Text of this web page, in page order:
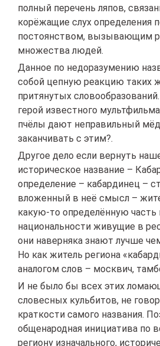
полный перечень ляпов,
корёжащие слух определения
постоянством, вызывающим
множества людей.
Данное по недоразумению
собой цепную реакцию таких
притянутых
герой известного
пчёлы дают неправильный
заканчивать с этим?.
Другое дело если вернуть
историческое название –
определение – кабардинец –
вложенный в неё смысл –
какую-то определённую часть
национальности живущие в
они наверняка знают лучше
Но как житель региона
аналогом слов – москвич,
И не было бы всех этих
словесных кульбитов, не
краткости самого названия.
общенародная инициатива по
региону изначального,